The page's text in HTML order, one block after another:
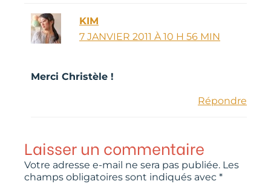
KIM
7 JANVIER 2011 À 10 H 56 MIN
Merci Christèle !
Répondre
Laisser un commentaire
Votre adresse e-mail ne sera pas publiée. Les
champs obligatoires sont indiqués avec *